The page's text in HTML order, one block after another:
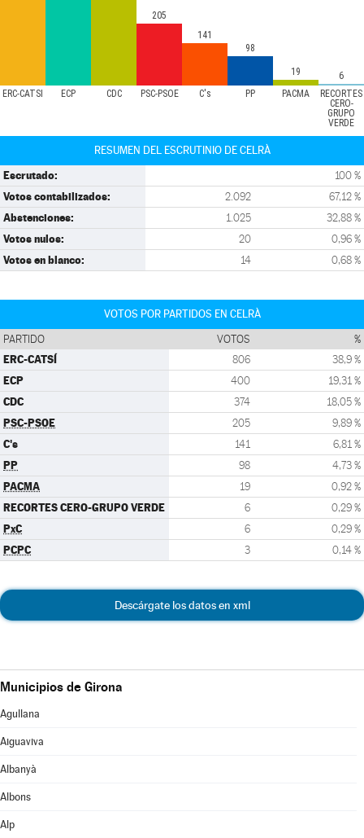
ERC-CATSÍ ECP CDC PSC-PSOE C's PP PACMA
RECORTES
CERO-
GRUPO
VERDE
205
141
98
19 6
RESUMEN DEL ESCRUTINIO DE CELRÀ
Escrutado: 100 %
Votos contabilizados: 2.092 67,12 %
Abstenciones: 1.025 32,88 %
Votos nulos: 20 0,96 %
Votos en blanco: 14 0,68 %
VOTOS POR PARTIDOS EN CELRÀ
PARTIDO VOTOS %
ERC-CATSÍ 806 38,9 %
ECP 400 19,31 %
CDC 374 18,05 %
PSC-PSOE 205 9,89 %
C's 141 6,81 %
PP 98 4,73 %
PACMA 19 0,92 %
RECORTES CERO-GRUPO VERDE 6 0,29 %
PxC 6 0,29 %
PCPC 3 0,14 %
Descárgate los datos en xml
Municipios de Girona
Agullana
Aiguaviva
Albanyà
Albons
Alp